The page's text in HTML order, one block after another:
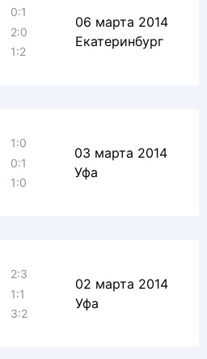
0:1
2:0
1:2
06 марта 2014
Екатеринбург
1:0
0:1
1:0
03 марта 2014
Уфа
2:3
1:1
3:2
02 марта 2014
Уфа